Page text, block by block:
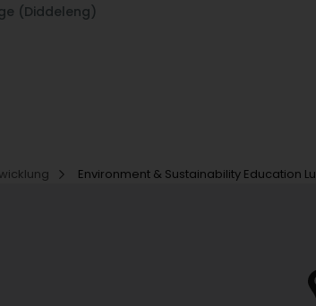
(Diddeleng)
Environment & Sustainability Education